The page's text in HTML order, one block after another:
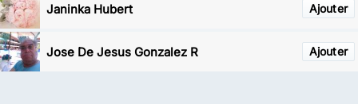
Ajouter
Janinka Hubert
Ajouter
Jose De Jesus Gonzalez R